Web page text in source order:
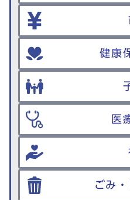
健康
医
ごみ